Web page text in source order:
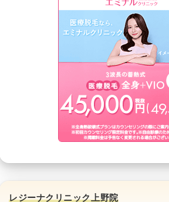
レジーナクリニック上野院